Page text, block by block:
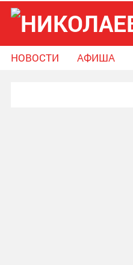
НОВОСТИ АФИША